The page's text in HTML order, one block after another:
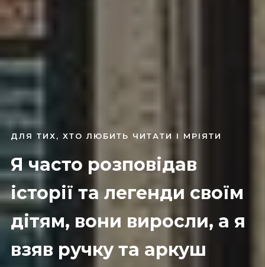
ДЛЯ ТИХ, ХТО ЛЮБИТЬ ЧИТАТИ І МРІЯТИ
Я часто розповідав
історії та легенди своїм
дітям, вони виросли, а я
взяв ручку та аркуш